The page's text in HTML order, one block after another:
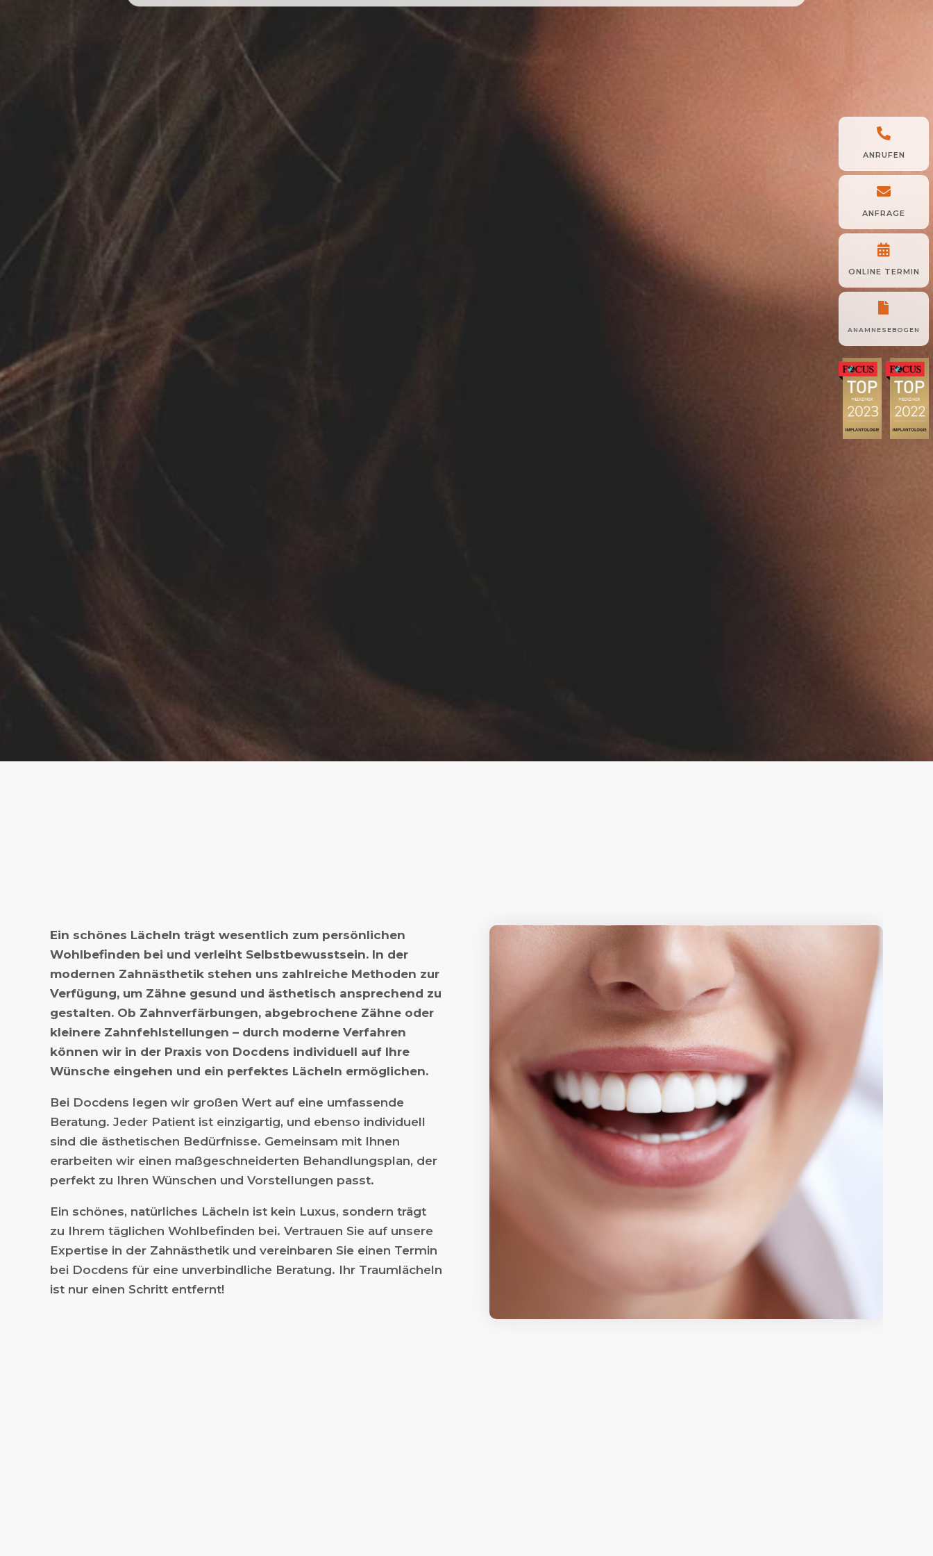
Ein schönes Lächeln trägt wesentlich zum persönlichen
Wohlbefinden bei und verleiht Selbstbewusstsein. In der
modernen Zahnästhetik stehen uns zahlreiche Methoden zur
Verfügung, um Zähne gesund und ästhetisch ansprechend zu
gestalten. Ob Zahnverfärbungen, abgebrochene Zähne oder
kleinere Zahnfehlstellungen – durch moderne Verfahren
können wir in der Praxis von Docdens individuell auf Ihre
Wünsche eingehen und ein perfektes Lächeln ermöglichen.
Bei Docdens legen wir großen Wert auf eine umfassende
Beratung. Jeder Patient ist einzigartig, und ebenso individuell
sind die ästhetischen Bedürfnisse. Gemeinsam mit Ihnen
erarbeiten wir einen maßgeschneiderten Behandlungsplan, der
perfekt zu Ihren Wünschen und Vorstellungen passt.
Ein schönes, natürliches Lächeln ist kein Luxus, sondern trägt
zu Ihrem täglichen Wohlbefinden bei. Vertrauen Sie auf unsere
Expertise in der Zahnästhetik und vereinbaren Sie einen Termin
bei Docdens für eine unverbindliche Beratung. Ihr Traumlächeln
ist nur einen Schritt entfernt!

ANRUFEN

ANFRAGE

ONLINE TERMIN

ANAMNESEBOGEN